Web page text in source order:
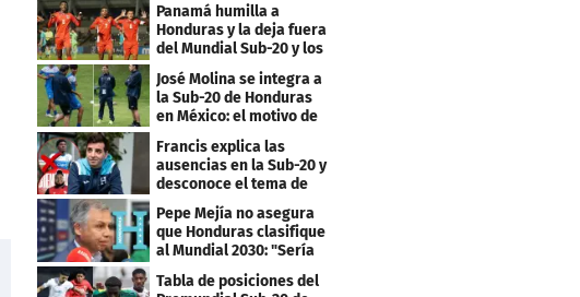
Panamá humilla a
Honduras y la deja fuera
del Mundial Sub-20 y los
Juegos Olímpicos
José Molina se integra a
la Sub-20 de Honduras
en México: el motivo de
su viaje
Francis explica las
ausencias en la Sub-20 y
desconoce el tema de
los tiktokers
Pepe Mejía no asegura
que Honduras clasifique
al Mundial 2030: "Sería
mentir"
Tabla de posiciones del